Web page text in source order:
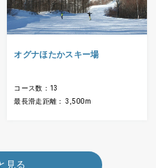
オグナほたかスキー場
コース数：13
最長滑走距離： 3,500m
見る